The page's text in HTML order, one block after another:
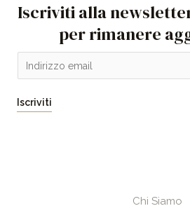
Iscriviti alla
per rimanere
m
a
i
Iscriviti
Chi Siamo